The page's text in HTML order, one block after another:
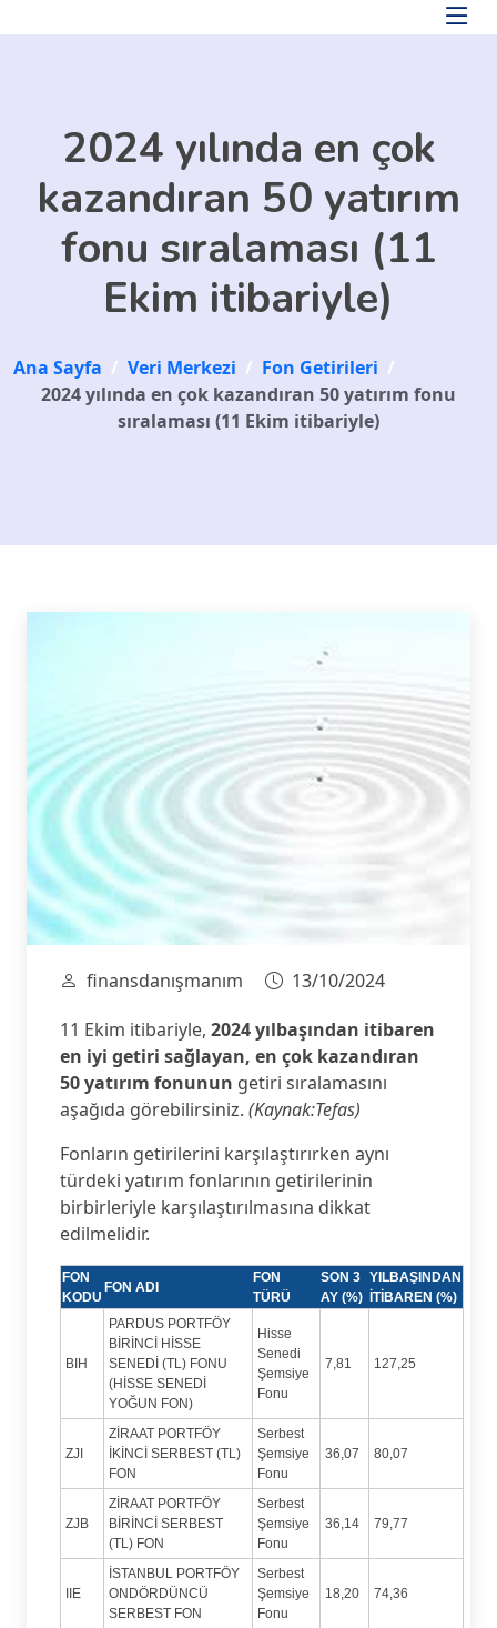
2024 yılında en çok
kazandıran 50 yatırım
fonu sıralaması (11
Ekim itibariyle)
Ana Sayfa / Veri Merkezi / Fon Getirileri /
2024 yılında en çok kazandıran 50 yatırım fonu
sıralaması (11 Ekim itibariyle)
finansdanışmanım
13/10/2024
11 Ekim itibariyle, 2024 yılbaşından itibaren
en iyi getiri sağlayan, en çok kazandıran
50 yatırım fonunun getiri sıralamasını
aşağıda görebilirsiniz. (Kaynak:Tefas)
Fonların getirilerini karşılaştırırken aynı
türdeki yatırım fonlarının getirilerinin
birbirleriyle karşılaştırılmasına dikkat
edilmelidir.
FON
KODU
FON ADI
FON
TÜRÜ
SON 3
AY (%)
YILBAŞINDAN
İTİBAREN (%)
BIH
PARDUS PORTFÖY
BİRİNCİ HİSSE
SENEDİ (TL) FONU
(HİSSE SENEDİ
YOĞUN FON)
Hisse
Senedi
Şemsiye
Fonu
7,81 127,25
ZJI
ZİRAAT PORTFÖY
İKİNCİ SERBEST (TL)
FON
Serbest
Şemsiye
Fonu
36,07 80,07
ZJB
ZİRAAT PORTFÖY
BİRİNCİ SERBEST
(TL) FON
Serbest
Şemsiye
Fonu
36,14 79,77
IIE
İSTANBUL PORTFÖY
ONDÖRDÜNCÜ
SERBEST FON
Serbest
Şemsiye
Fonu
18,20 74,36